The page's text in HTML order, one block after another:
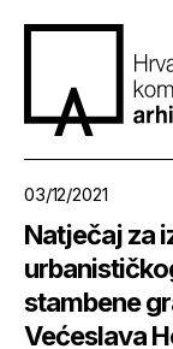
03/12/2021
Natječaj za
stambene
Većeslava